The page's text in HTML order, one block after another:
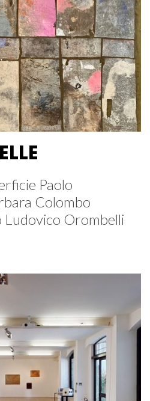
Paolo
Colombo
Ludovico Orombelli